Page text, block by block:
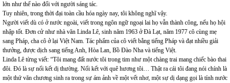
lớn như thế nào đối với người sáng tác.
Tuy nhiên, trong thời đại toàn cầu hóa ngày nay, tôi không nghĩ vậy.
Người viết dù có ở nước ngoài, viết trong ngôn ngữ ngoại lai họ vẫn thành công, nếu họ hội
nhập tốt. Đơn cử như nhà văn Linda Lê, sinh năm 1963 ở Đà Lạt, năm 1977 cô cùng mẹ
sang Pháp, cha cô ở lại Việt Nam. Tác phẩm của cô viết bằng tiếng Pháp và đạt nhiều giải
thưởng, được dịch sang tiếng Anh, Hòa Lan, Bồ Đào Nha và tiếng Việt.
Linda Lê từng viết: “Tôi mang đất nước tôi trong tim như một chàng trai mang chiếc bào thai
đôi. Đó là sự nối kết dị thường. Nối kết với quê hương tôi… Thật ra cái tôi đang nói chính là
một thứ văn chương sinh ra trong sự ám ảnh về một vết nhơ, một sự dị dạng gọi là tính nước